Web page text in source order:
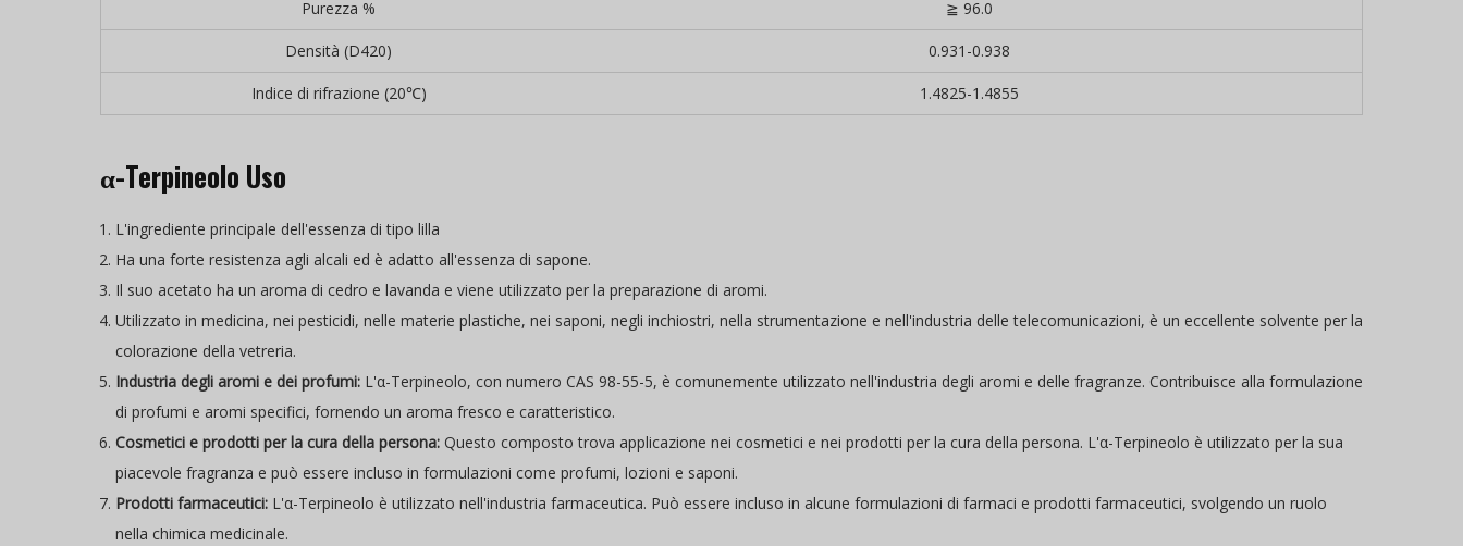
Purezza % ≧ 96.0
Densità (D420) 0.931-0.938
Indice di rifrazione (20℃) 1.4825-1.4855
α-Terpineolo Uso
L'ingrediente principale dell'essenza di tipo lilla
Ha una forte resistenza agli alcali ed è adatto all'essenza di sapone.
Il suo acetato ha un aroma di cedro e lavanda e viene utilizzato per la preparazione di aromi.
Utilizzato in medicina, nei pesticidi, nelle materie plastiche, nei saponi, negli inchiostri, nella strumentazione e nell'industria delle telecomunicazioni, è un eccellente solvente per la
colorazione della vetreria.
Industria degli aromi e dei profumi: L'α-Terpineolo, con numero CAS 98-55-5, è comunemente utilizzato nell'industria degli aromi e delle fragranze. Contribuisce alla formulazione
di profumi e aromi specifici, fornendo un aroma fresco e caratteristico.
Cosmetici e prodotti per la cura della persona: Questo composto trova applicazione nei cosmetici e nei prodotti per la cura della persona. L'α-Terpineolo è utilizzato per la sua
piacevole fragranza e può essere incluso in formulazioni come profumi, lozioni e saponi.
Prodotti farmaceutici: L'α-Terpineolo è utilizzato nell'industria farmaceutica. Può essere incluso in alcune formulazioni di farmaci e prodotti farmaceutici, svolgendo un ruolo
nella chimica medicinale.